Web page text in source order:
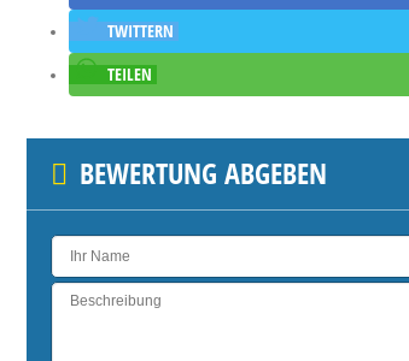
TWITTERN
TEILEN
BEWERTUNG ABGEBEN